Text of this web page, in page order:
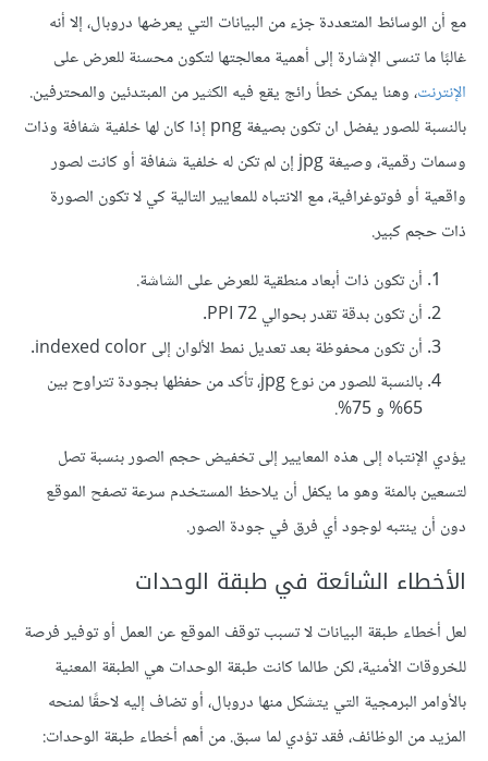
مع أن الوسائط المتعددة جزء من البيانات التي يعرضها دروبال، إلا أنه
غالبًا ما تنسى الإشارة إلى أهمية معالجتها لتكون محسنة للعرض على
الإنترنت، وهنا يمكن خطأ رائج يقع فيه الكثير من المبتدئين والمحترفين.
بالنسبة للصور يفضل ان تكون بصيغة png إذا كان لها خلفية شفافة وذات
وسمات رقمية، وصيغة jpg إن لم تكن له خلفية شفافة أو كانت لصور
واقعية أو فوتوغرافية، مع الانتباه للمعايير التالية كي لا تكون الصورة
ذات حجم كبير.
أن تكون ذات أبعاد منطقية للعرض على الشاشة.
أن تكون بدقة تقدر بحوالي 72 PPI.
أن تكون محفوظة بعد تعديل نمط الألوان إلى indexed color.
بالنسبة للصور من نوع jpg، تأكد من حفظها بجودة تتراوح بين
65% و 75%.
يؤدي الإنتباه إلى هذه المعايير إلى تخفيض حجم الصور بنسبة تصل
لتسعين بالمئة وهو ما يكفل أن يلاحظ المستخدم سرعة تصفح الموقع
دون أن ينتبه لوجود أي فرق في جودة الصور.
الأخطاء الشائعة في طبقة الوحدات
لعل أخطاء طبقة البيانات لا تسبب توقف الموقع عن العمل أو توفير فرصة
للخروقات الأمنية، لكن طالما كانت طبقة الوحدات هي الطبقة المعنية
بالأوامر البرمجية التي يتشكل منها دروبال، أو تضاف إليه لاحقًا لمنحه
المزيد من الوظائف، فقد تؤدي لما سبق. من أهم أخطاء طبقة الوحدات: